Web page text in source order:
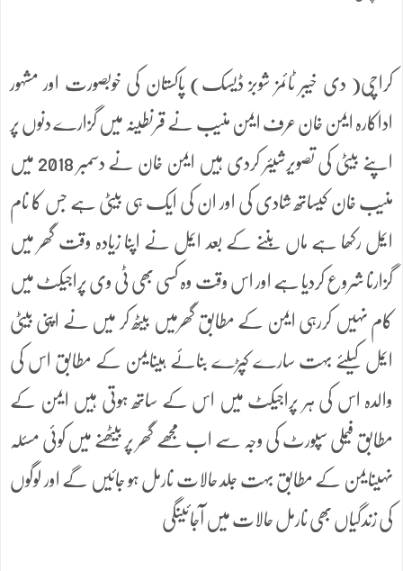
کراچی( دی خیبر ٹائمز شوبز ڈیسک) پاکستان کی خوبصورت اور مشہور
اداکارہ ایمن خان عرف ایمن منیب نے قرنطینہ میں گزارے دنوں پر
اپنے بیٹی کی تصویرشیئر کردی ہیں ایمن خان نے دسمبر 2018 میں
منیب خان کیساتھ شادی کی اور ان کی ایک ہی بیٹی ہے جس کا نام
ایمل رکھا ہے ماں بننے کے بعد ایمل نے اپنا زیادہ وقت گھر میں
گزارنا شروع کردیا ہے اور اس وقت وہ کسی بھی ٹی وی پراجیکٹ میں
کام نہیں کررہی ایمن کے مطابق گھرمیں بیٹھ کر میں نے اپنی بیٹی
ایمل کیلئے بہت سارے کپڑے بنائے ہیںایمن کے مطابق اس کی
والدہ اس کی ہر پراجیکٹ میں اس کے ساتھ ہوتی ہیں ایمن کے
مطابق فیملی سپورٹ کی وجہ سے اب مجھے گھر پر بیٹھنے میں کوئی مسئلہ
نہیںایمن کے مطابق بہت جلد حالات نارمل ہو جائیں گے اور لوگوں
کی زندگیاں بھی نارمل حالات میں آجائینگی